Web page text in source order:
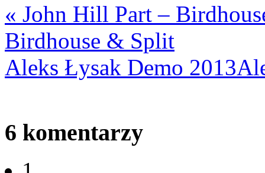
« John Hill Part –
Birdhouse & Split
Aleks Łysak Demo 2013
6 komentarzy